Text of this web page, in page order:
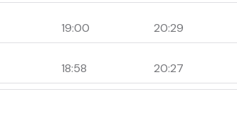
19:00 20:29
18:58 20:27